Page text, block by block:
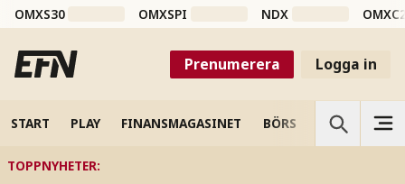
OMXS30 OMXSPI NDX
Prenumerera Logga in
START PLAY FINANSMAGASINET BÖRS VETENSKAP
TOPPNYHETER: